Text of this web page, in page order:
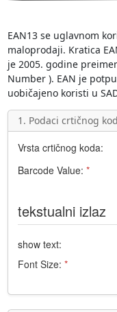
EAN13 se uglavnom
maloprodaji. Kratica
je 2005. godine
Number ). EAN je
uobičajeno koristi u
1. Podaci crtičnog
Vrsta crtičnog koda:
Barcode Value: *
tekstualni izlaz
show text:
Font Size: *